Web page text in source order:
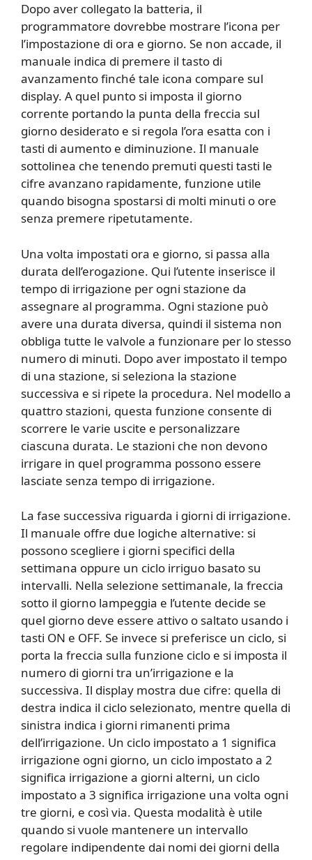
Dopo aver collegato la batteria, il
programmatore dovrebbe mostrare l’icona per
l’impostazione di ora e giorno. Se non accade, il
manuale indica di premere il tasto di
avanzamento finché tale icona compare sul
display. A quel punto si imposta il giorno
corrente portando la punta della freccia sul
giorno desiderato e si regola l’ora esatta con i
tasti di aumento e diminuzione. Il manuale
sottolinea che tenendo premuti questi tasti le
cifre avanzano rapidamente, funzione utile
quando bisogna spostarsi di molti minuti o ore
senza premere ripetutamente.
Una volta impostati ora e giorno, si passa alla
durata dell’erogazione. Qui l’utente inserisce il
tempo di irrigazione per ogni stazione da
assegnare al programma. Ogni stazione può
avere una durata diversa, quindi il sistema non
obbliga tutte le valvole a funzionare per lo stesso
numero di minuti. Dopo aver impostato il tempo
di una stazione, si seleziona la stazione
successiva e si ripete la procedura. Nel modello a
quattro stazioni, questa funzione consente di
scorrere le varie uscite e personalizzare
ciascuna durata. Le stazioni che non devono
irrigare in quel programma possono essere
lasciate senza tempo di irrigazione.
La fase successiva riguarda i giorni di irrigazione.
Il manuale offre due logiche alternative: si
possono scegliere i giorni specifici della
settimana oppure un ciclo irriguo basato su
intervalli. Nella selezione settimanale, la freccia
sotto il giorno lampeggia e l’utente decide se
quel giorno deve essere attivo o saltato usando i
tasti ON e OFF. Se invece si preferisce un ciclo, si
porta la freccia sulla funzione ciclo e si imposta il
numero di giorni tra un’irrigazione e la
successiva. Il display mostra due cifre: quella di
destra indica il ciclo selezionato, mentre quella di
sinistra indica i giorni rimanenti prima
dell’irrigazione. Un ciclo impostato a 1 significa
irrigazione ogni giorno, un ciclo impostato a 2
significa irrigazione a giorni alterni, un ciclo
impostato a 3 significa irrigazione una volta ogni
tre giorni, e così via. Questa modalità è utile
quando si vuole mantenere un intervallo
regolare indipendente dai nomi dei giorni della